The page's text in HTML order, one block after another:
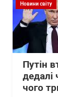
Новини світу
Путін
дедалі
чого